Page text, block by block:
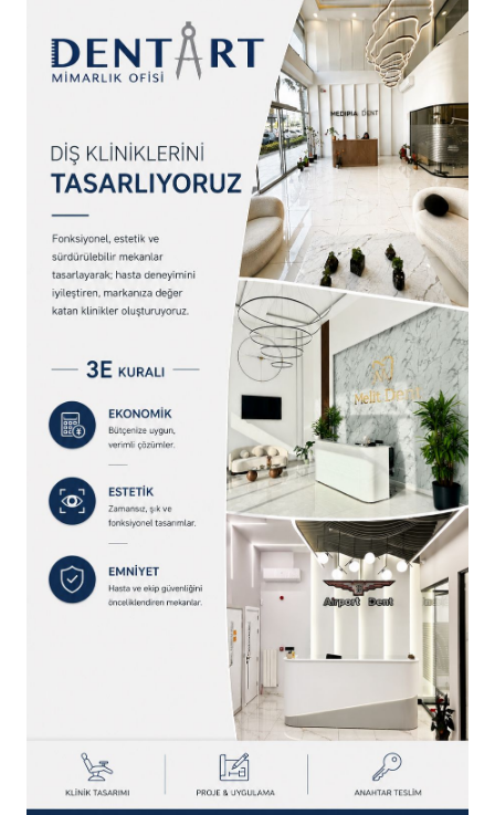
Türk Dental İmplantoloji Sektörünün Güçlü
Oyuncuları Çalıştayda Buluştu
Tıbbi Cihaz Sektörünün Sorunları ve Geleceği